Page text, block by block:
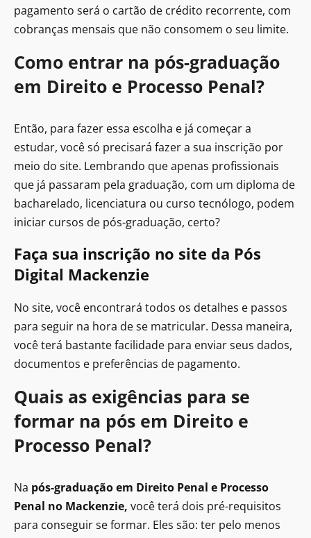
pagamento será o cartão de crédito recorrente, com
cobranças mensais que não consomem o seu limite.
Como entrar na pós-graduação
em Direito e Processo Penal?
Então, para fazer essa escolha e já começar a
estudar, você só precisará fazer a sua inscrição por
meio do site. Lembrando que apenas profissionais
que já passaram pela graduação, com um diploma de
bacharelado, licenciatura ou curso tecnólogo, podem
iniciar cursos de pós-graduação, certo?
Faça sua inscrição no site da Pós
Digital Mackenzie
No site, você encontrará todos os detalhes e passos
para seguir na hora de se matricular. Dessa maneira,
você terá bastante facilidade para enviar seus dados,
documentos e preferências de pagamento.
Quais as exigências para se
formar na pós em Direito e
Processo Penal?
Na pós-graduação em Direito Penal e Processo
Penal no Mackenzie​, você terá dois pré-requisitos
para conseguir se formar. Eles são: ter pelo menos